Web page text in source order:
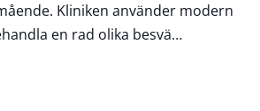
Kliniken använder modern
en rad olika besvä…